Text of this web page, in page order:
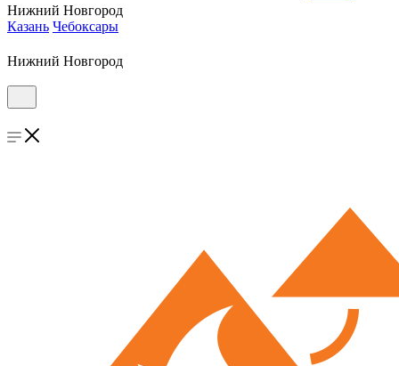
Нижний Новгород
Казань Чебоксары
Нижний Новгород